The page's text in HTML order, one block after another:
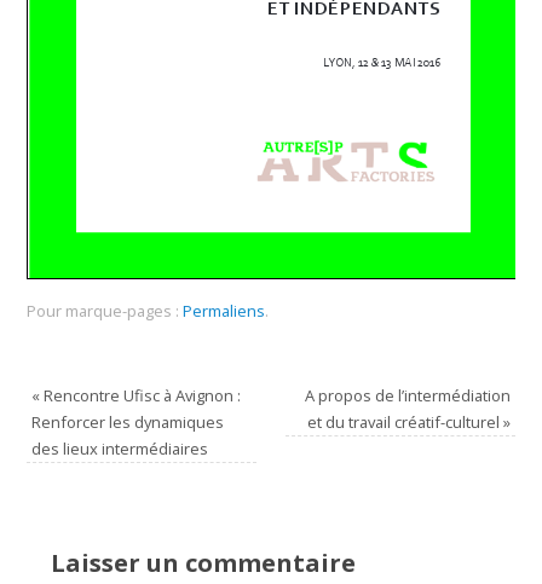
Pour marque-pages : Permaliens.
«Rencontre Ufisc à Avignon :
Renforcer les dynamiques
des lieux intermédiaires
A propos de l’intermédiation
et du travail créatif-culturel»
Laisser un commentaire